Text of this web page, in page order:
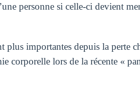
personne si celle-ci devient
plus importantes depuis la perte
corporelle lors de la récente «